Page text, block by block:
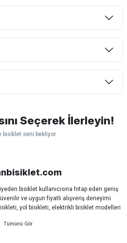
Seçerek İlerleyin!
bisiklet seni bekliyor.
bisiklet kullanıcısına hitap eden geniş
ve uygun fiyatlı alışveriş deneyimi
yol bisikleti, elektrikli bisiklet modelleri
önde gelen markalarına ait bisiklet